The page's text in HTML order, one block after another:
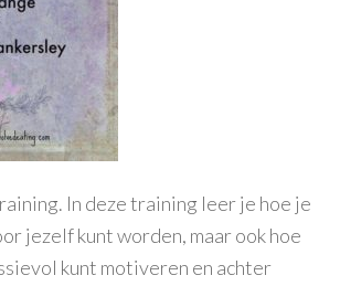
In deze training leer je hoe je
jezelf kunt worden, maar ook hoe
kunt motiveren en achter